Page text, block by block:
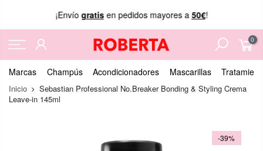
¡Envío gratisen pedidos mayores a 50€!
0
Marcas Champús Acondicionadores Mascarillas
Inicio
Sebastian Professional No.Breaker Bonding & Styling Crema
Leave-in 145ml
-39%